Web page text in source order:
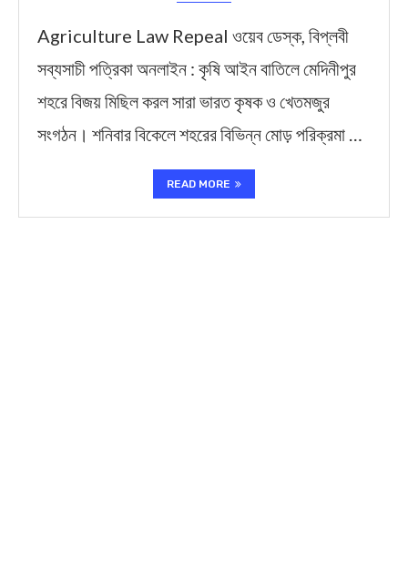
Agriculture Law Repeal ওয়েব ডেস্ক, বিপ্লবী
সব্যসাচী পত্রিকা অনলাইন : কৃষি আইন বাতিলে মেদিনীপুর
শহরে বিজয় মিছিল করল সারা ভারত কৃষক ও খেতমজুর
সংগঠন। শনিবার বিকেলে শহরের বিভিন্ন মোড় পরিক্রমা …
READ MORE